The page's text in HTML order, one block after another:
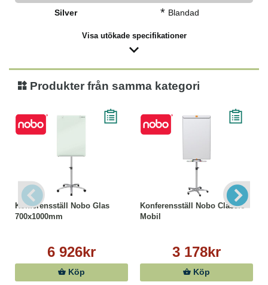
Silver * Blandad
Visa utökade specifikationer
Produkter från samma kategori
Konferensställ Nobo Glas
700x1000mm
6 926kr
Köp
Konferensställ Nobo Classic
Mobil
3 178kr
Köp